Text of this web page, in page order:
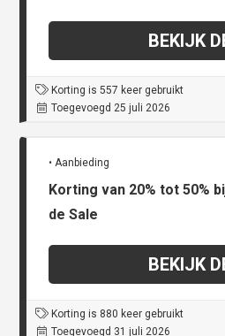
BEKIJK
Korting is 557 keer gebruikt
Toegevoegd 25 juli 2026
• Aanbieding
Korting van 20% tot 50%
de Sale
BEKIJK
Korting is 880 keer gebruikt
Toegevoegd 31 juli 2026